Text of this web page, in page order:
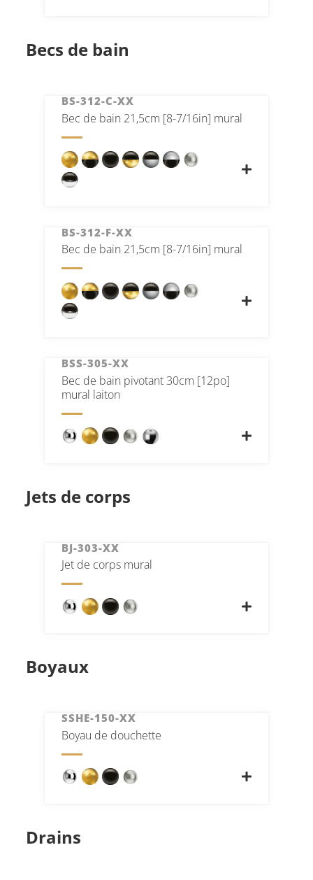
Becs de bain
BS-312-C-XX
Bec de bain 21,5cm [8-7/16in] mural
BS-312-F-XX
Bec de bain 21,5cm [8-7/16in] mural
BSS-305-XX
Bec de bain pivotant 30cm [12po]
mural laiton
Jets de corps
BJ-303-XX
Jet de corps mural
Boyaux
SSHE-150-XX
Boyau de douchette
Drains